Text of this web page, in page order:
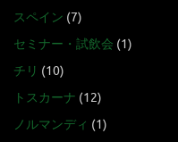
スペイン (7)
セミナー・試飲会 (1)
チリ (10)
トスカーナ (12)
ノルマンディ (1)